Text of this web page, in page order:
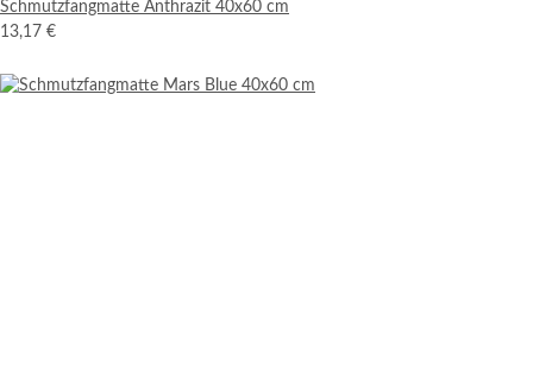
Schmutzfangmatte Anthrazit 40x60 cm
13,17 €